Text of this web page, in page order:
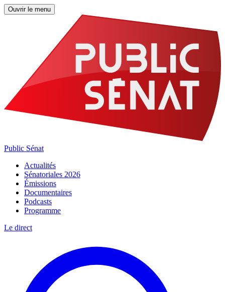
Ouvrir le menu
Public Sénat
Actualités
Sénatoriales 2026
Émissions
Documentaires
Podcasts
Programme
Le direct